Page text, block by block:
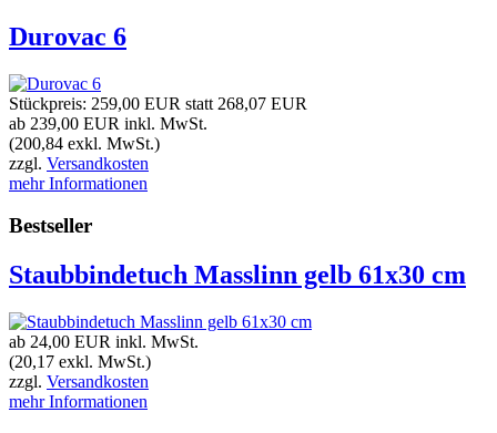
Durovac 6
Stückpreis: 259,00 EUR statt 268,07 EUR
ab 239,00 EUR inkl. MwSt.
(200,84 exkl. MwSt.)
zzgl. Versandkosten
mehr Informationen
Bestseller
Staubbindetuch Masslinn gelb 61x30 cm
ab 24,00 EUR inkl. MwSt.
(20,17 exkl. MwSt.)
zzgl. Versandkosten
mehr Informationen